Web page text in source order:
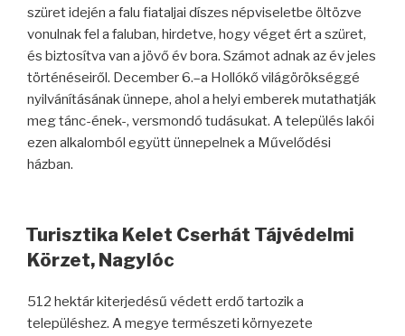
szüret idején a falu fiataljai díszes népviseletbe öltözve
vonulnak fel a faluban, hirdetve, hogy véget ért a szüret,
és biztosítva van a jövő év bora. Számot adnak az év jeles
történéseiről. December 6.–a Hollókő világörökséggé
nyilvánításának ünnepe, ahol a helyi emberek mutathatják
meg tánc-ének-, versmondó tudásukat. A település lakói
ezen alkalomból együtt ünnepelnek a Művelődési
házban.
Turisztika Kelet Cserhát Tájvédelmi
Körzet, Nagylóc
512 hektár kiterjedésű védett erdő tartozik a
településhez. A megye természeti környezete